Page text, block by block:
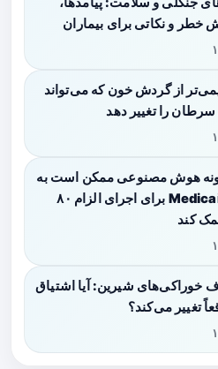
خطر و نکاتی برای بیماران
از گردش خون که می‌تواند
سرطان را تغییر دهد
هوش مصنوعی ممکن است به
مشمولان Medicaid برای اجرای الزام ۸۰
کند
شیرین: آیا اشتیاق
تغییر می‌کند؟